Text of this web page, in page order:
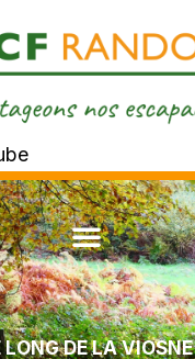
LONG DE LA VIOSNE